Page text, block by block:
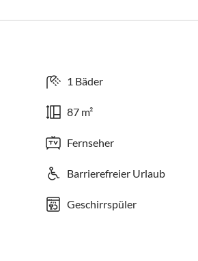
1 Bäder
87 m²
Fernseher
Barrierefreier Urlaub
Geschirrspüler